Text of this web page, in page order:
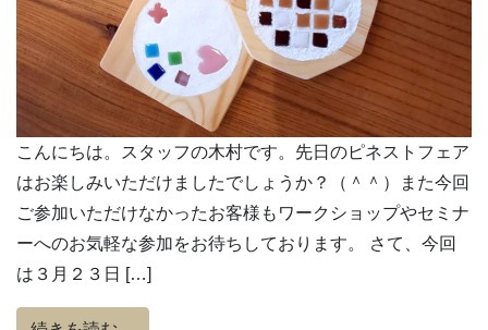
こんにちは。スタッフの木村です。先日のピネストフェア
はお楽しみいただけましたでしょうか？（＾＾）また今回
ご参加いただけなかったお客様もワークショップやセミナ
ーへのお気軽な参加をお待ちしております。 さて、今回
は３月２３日 […]